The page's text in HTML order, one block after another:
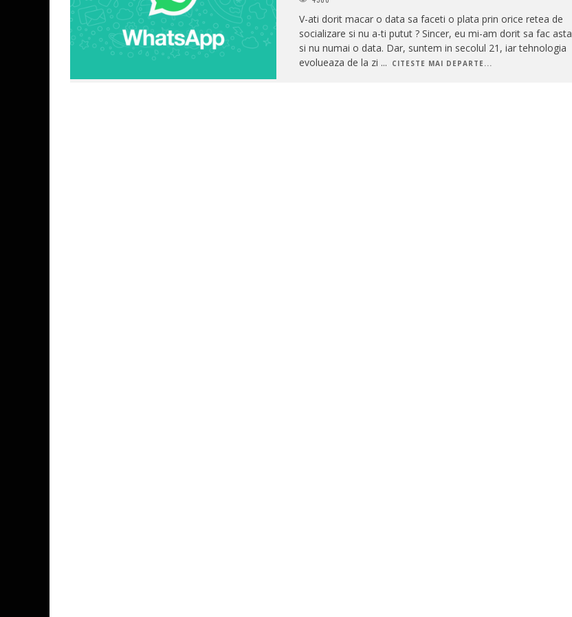
V-ati dorit macar o data sa faceti o plata prin orice retea de
socializare si nu a-ti putut ? Sincer, eu mi-am dorit sa fac asta
si nu numai o data. Dar, suntem in secolul 21, iar tehnologia
evolueaza de la zi ... CITESTE MAI DEPARTE...